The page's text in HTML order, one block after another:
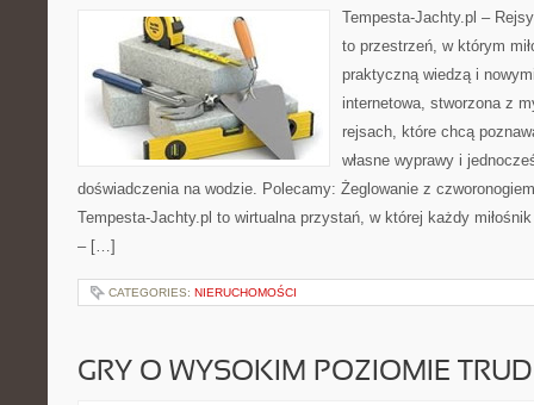
Tempesta-Jachty.pl –
to przestrzeń, w którym
praktyczną wiedzą i
internetowa, stworzona z
rejsach, które chcą
własne wyprawy i
doświadczenia na wodzie. Polecamy: Żeglowanie z
Tempesta-Jachty.pl to wirtualna przystań, w której każdy
– […]
CATEGORIES: NIERUCHOMOŚCI
GRY O WYSOKIM POZIOMIE